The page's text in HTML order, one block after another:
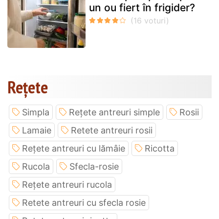
un ou fiert în frigider?
Rețete
Simpla Rețete antreuri simple
Rosii
Lamaie
Retete antreuri rosii
Rețete antreuri cu lămâie
Ricotta
Rucola
Sfecla-rosie
Rețete antreuri rucola
Retete antreuri cu sfecla rosie